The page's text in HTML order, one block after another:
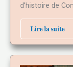
d’histoire de
Lire la suite